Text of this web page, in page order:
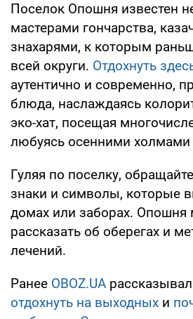
Поселок Опошня известен
мастерами гончарства,
знахарями, к которым
всей округи. Отдохнуть
аутентично и современно,
блюда, наслаждаясь
эко-хат, посещая
любуясь осенними холмами
Гуляя по поселку,
знаки и символы, которые
домах или заборах. Опошня
рассказать об оберегах и
лечений.
Ранее OBOZ.UA
отдохнуть на выходных и